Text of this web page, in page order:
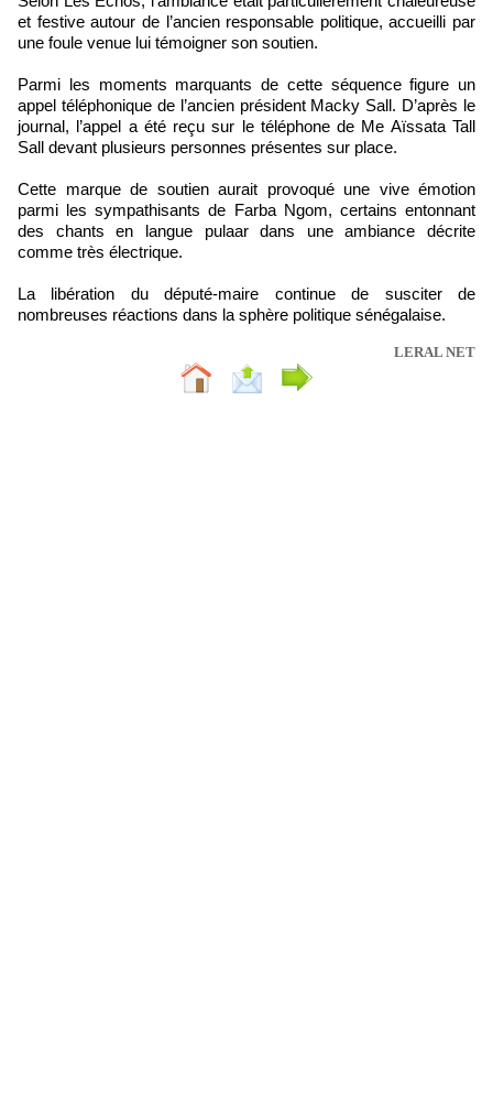
et festive autour de l’ancien responsable politique, accueilli par
une foule venue lui témoigner son soutien.
Parmi les moments marquants de cette séquence figure un
appel téléphonique de l’ancien président Macky Sall. D’après le
journal, l’appel a été reçu sur le téléphone de Me Aïssata Tall
Sall devant plusieurs personnes présentes sur place.
Cette marque de soutien aurait provoqué une vive émotion
parmi les sympathisants de Farba Ngom, certains entonnant
des chants en langue pulaar dans une ambiance décrite
comme très électrique.
La libération du député-maire continue de susciter de
nombreuses réactions dans la sphère politique sénégalaise.
LERAL NET